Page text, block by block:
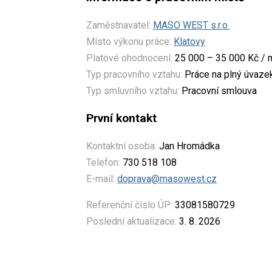
Zaměstnavatel: MASO WEST s.r.o.
Místo výkonu práce: Klatovy
Platové ohodnocení: 25 000 – 35 000 Kč /
Typ pracovního vztahu: Práce na plný
Typ smluvního vztahu: Pracovní smlouva
První kontakt
Kontaktní osoba: Jan Hromádka
Telefon: 730 518 108
E-mail: doprava@masowest.cz
Referenční číslo ÚP: 33081580729
Poslední aktualizace: 3. 8. 2026